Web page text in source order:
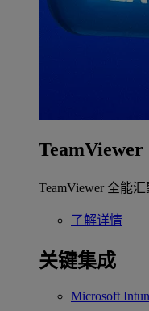
TeamViewer
TeamViewer 全能
了解详情
关键集成
Microsoft